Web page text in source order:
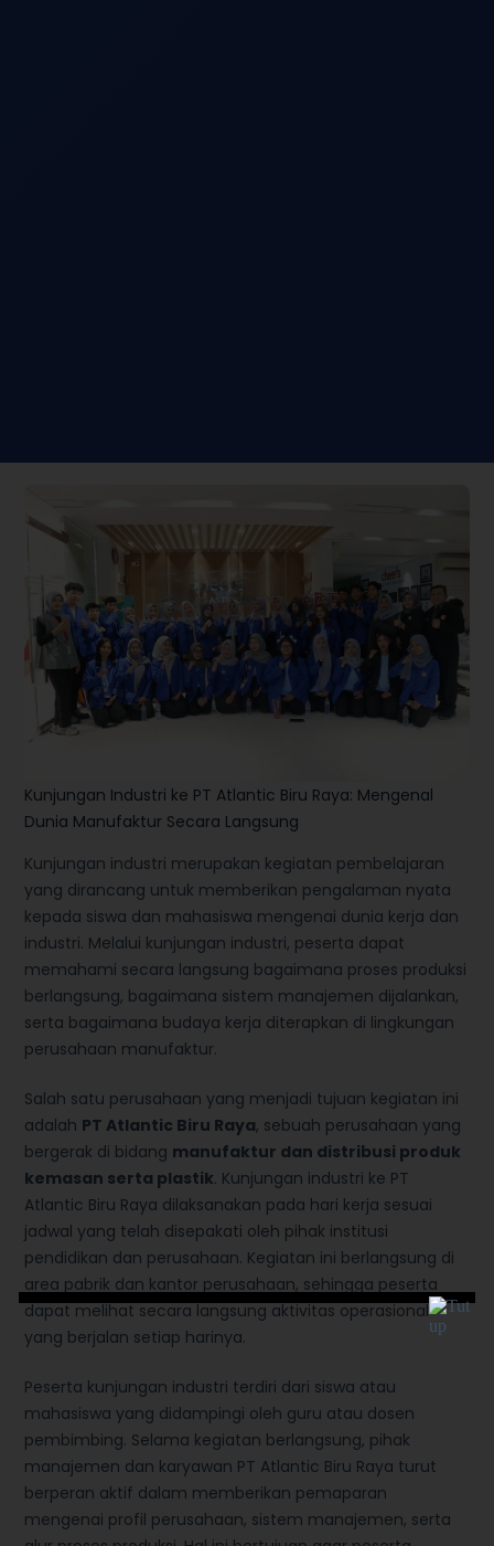
Kunjungan Industri ke PT Atlantic Biru Raya: Mengenal
Dunia Manufaktur Secara Langsung
Kunjungan industri merupakan kegiatan pembelajaran
yang dirancang untuk memberikan pengalaman nyata
kepada siswa dan mahasiswa mengenai dunia kerja dan
industri. Melalui kunjungan industri, peserta dapat
memahami secara langsung bagaimana proses produksi
berlangsung, bagaimana sistem manajemen dijalankan,
serta bagaimana budaya kerja diterapkan di lingkungan
perusahaan manufaktur.
Salah satu perusahaan yang menjadi tujuan kegiatan ini
adalah PT Atlantic Biru Raya, sebuah perusahaan yang
bergerak di bidang manufaktur dan distribusi produk
kemasan serta plastik. Kunjungan industri ke PT
Atlantic Biru Raya dilaksanakan pada hari kerja sesuai
jadwal yang telah disepakati oleh pihak institusi
pendidikan dan perusahaan. Kegiatan ini berlangsung di
area pabrik dan kantor perusahaan, sehingga peserta
dapat melihat secara langsung aktivitas operasional
yang berjalan setiap harinya.
Peserta kunjungan industri terdiri dari siswa atau
mahasiswa yang didampingi oleh guru atau dosen
pembimbing. Selama kegiatan berlangsung, pihak
manajemen dan karyawan PT Atlantic Biru Raya turut
berperan aktif dalam memberikan pemaparan
mengenai profil perusahaan, sistem manajemen, serta